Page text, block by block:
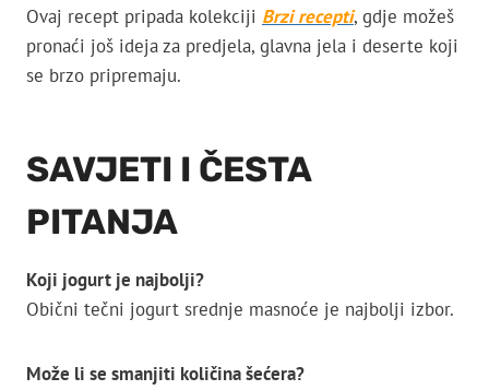
Ovaj recept pripada kolekciji Brzi recepti, gdje možeš
pronaći još ideja za predjela, glavna jela i deserte koji
se brzo pripremaju.
SAVJETI I ČESTA
PITANJA
Koji jogurt je najbolji?
Obični tečni jogurt srednje masnoće je najbolji izbor.
Može li se smanjiti količina šećera?